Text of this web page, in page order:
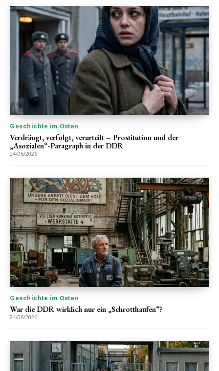
Geschichte im Osten
Verdrängt, verfolgt, verurteilt – Prostitution und der
„Asozialen“-Paragraph in der DDR
24/06/2026
Geschichte im Osten
War die DDR wirklich nur ein „Schrotthaufen“?
24/06/2026